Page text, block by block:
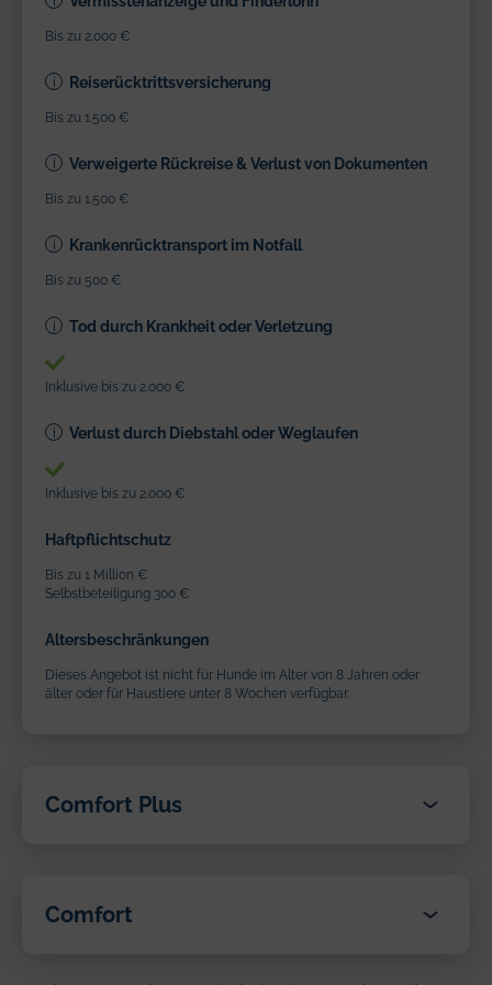
Bis zu 2.000 €
Reiserücktrittsversicherung
Bis zu 1.500 €
Verweigerte Rückreise & Verlust von Dokumenten
Bis zu 1.500 €
Krankenrücktransport im Notfall
Bis zu 500 €
Tod durch Krankheit oder Verletzung
Inklusive bis zu 2.000 €
Verlust durch Diebstahl oder Weglaufen
Inklusive bis zu 2.000 €
Haftpflichtschutz
Bis zu 1 Million €
Selbstbeteiligung 300 €
Altersbeschränkungen
Dieses Angebot ist nicht für Hunde im Alter von 8 Jahren oder
älter oder für Haustiere unter 8 Wochen verfügbar.
Comfort Plus
Comfort